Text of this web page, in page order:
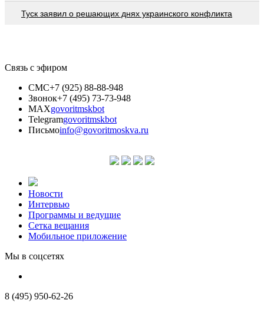
Туск заявил о решающих днях украинского конфликта
Связь с эфиром
СМС+7 (925) 88-88-948
Звонок+7 (495) 73-73-948
MAXgovoritmskbot
Telegramgovoritmskbot
Письмоinfo@govoritmoskva.ru
Новости
Интервью
Программы и ведущие
Сетка вещания
Мобильное приложение
Мы в соцсетях
8 (495) 950-62-26